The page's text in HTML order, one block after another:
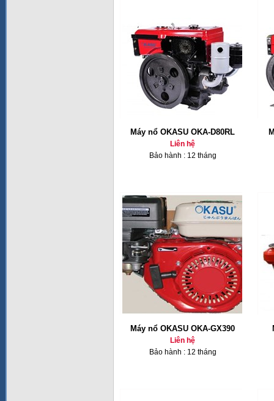
Máy nổ OKASU OKA-D80RL
Liên hệ
Bảo hành : 12 tháng
Máy nổ OKASU OKA-GX390
Liên hệ
Bảo hành : 12 tháng